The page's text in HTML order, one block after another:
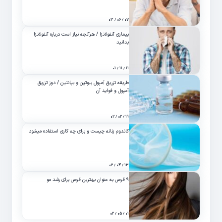
۰۷ / ۰۶ / ۰۳
بیماری آنفولانزا / هرآنچه نیاز است درباره آنفولانزا
بدانید
۱۱ / ۱۱ / ۰۱
طریقه تزریق آمپول بیوتین و بپانتین / دوز تزریق
آمپول و فواید آن
۱۹ / ۰۲ / ۰۲
کاندوم زنانه چیست و برای چه کاری استفاده میشود
۱۳ / ۰۴ / ۰۲
۹ قرص به عنوان بهترین قرص برای رشد مو
۰۱ / ۰۵ / ۰۲